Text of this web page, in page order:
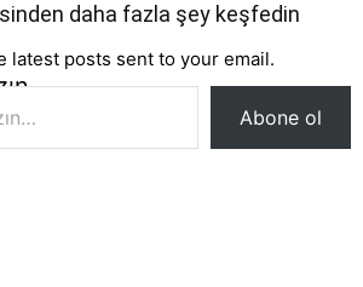
daha fazla şey keşfedin
latest posts sent to your email.
Abone ol